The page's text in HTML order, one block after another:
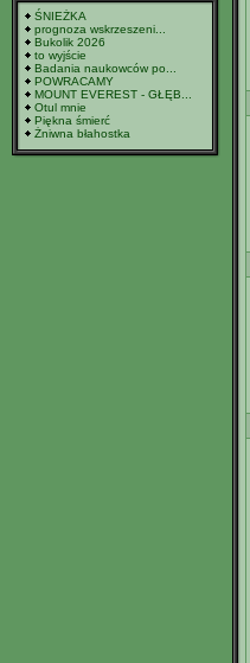
ŚNIEŻKA
prognoza wskrzeszeni...
Bukolik 2026
to wyjście
Badania naukowców po...
POWRACAMY
MOUNT EVEREST - GŁĘB...
Otul mnie
Piękna śmierć
Żniwna błahostka